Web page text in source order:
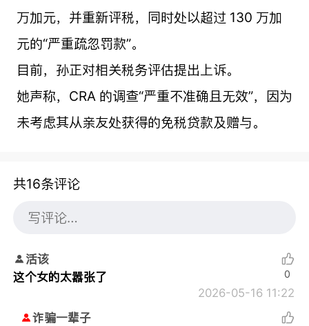
万加元，并重新评税，同时处以超过 130 万加
元的“严重疏忽罚款”。
目前，孙正对相关税务评估提出上诉。
她声称，CRA 的调查“严重不准确且无效”，因为
未考虑其从亲友处获得的免税贷款及赠与。
共16条评论
活该
这个女的太嚣张了
2026-05-16 11:22
0
诈骗一辈子